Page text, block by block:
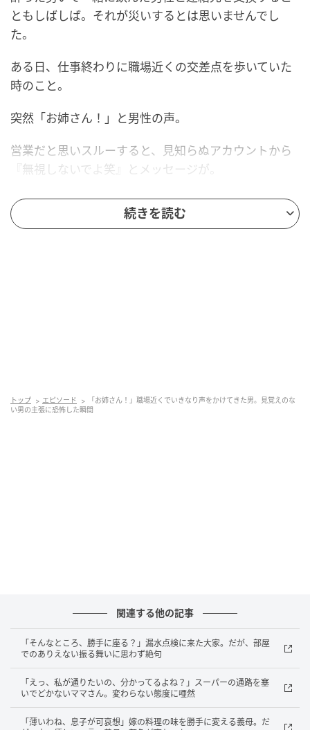
ともしばしば。それが災いするとは思いませんでし
た。
ある日、仕事終わりに職場近くの交差点を歩いていた
時のこと。
突然「お姉さん！」と男性の声。
営業だと思いスルーすると、見知らぬアカウントから
『無視しないでよ笑』とメッセージが。
驚いて見渡すと、先ほどの男性が近づいてきました。
「お姉さん、〇〇でよく飲んでた人でしょ？」
これ以上は危険だと感じ、「ごちそうしてくれるな
〇〇へ向かいました。
「ママ！今こんなことがあって！」
入店するなり事の顛末を伝えると、ママは「それは大
変。私がしっかり怒ってあげる」と言ってくれまし
た。
続きを読む
トップ エピソード
「お姉さん！」職場近くでいきなり声をかけてきた男。見覚えのな
い男の主張に恐怖した瞬間
関連する他の記事
「そんなところ、勝手に座る？」漏水点検に来た大家。だが、部屋
でのありえない振る舞いに思わず絶句
「えっ、私が通りたいの、分かってるよね？」スーパーの通路を塞
いでどかないママさん。変わらない態度に唖然
「薄いわね、息子が可哀想」嫁の料理の味を勝手に変える義母。だ